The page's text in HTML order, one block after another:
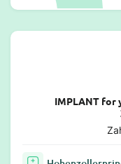
IMPLANT for